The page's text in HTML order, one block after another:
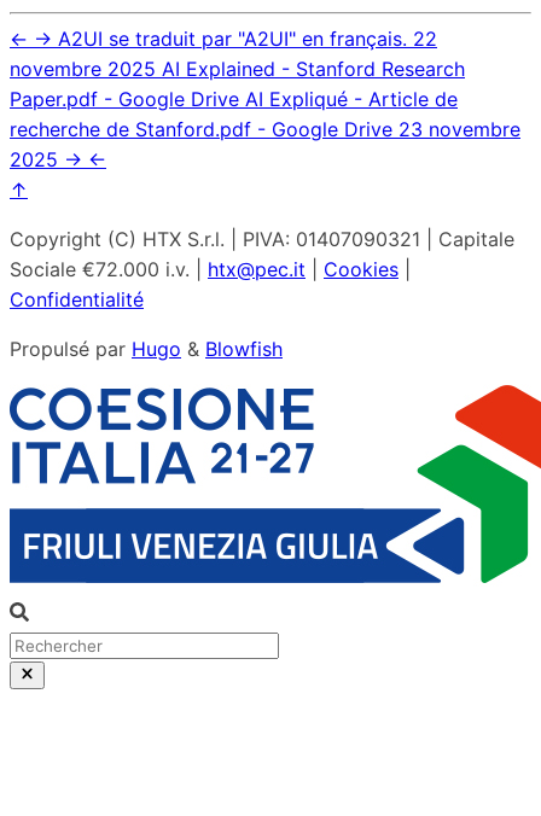
← → A2UI se traduit par "A2UI" en français. 22
novembre 2025 AI Explained - Stanford Research
Paper.pdf - Google Drive AI Expliqué - Article de
recherche de Stanford.pdf - Google Drive 23 novembre
2025 → ←
↑
Copyright (C) HTX S.r.l. | PIVA: 01407090321 | Capitale
Sociale €72.000 i.v. | htx@pec.it Cookies
Confidentialité
Propulsé par Hugo & Blowfish